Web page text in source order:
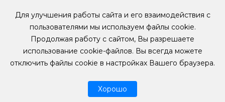
Для улучшения работы сайта и его взаимодействия с
пользователями мы используем файлы cookie.
Продолжая работу с сайтом, Вы разрешаете
использование cookie-файлов. Вы всегда можете
отключить файлы cookie в настройках Вашего браузера.
Хорошо
Б/У, уцененные гитары
Б/У, уцененные гитары
Б/У, уцененные гитары
Sigma Guitars
Enya Guitars
Fender
Gibson
Контакты
Мы в Telegram
Мы в ВК
Мы в YouTube